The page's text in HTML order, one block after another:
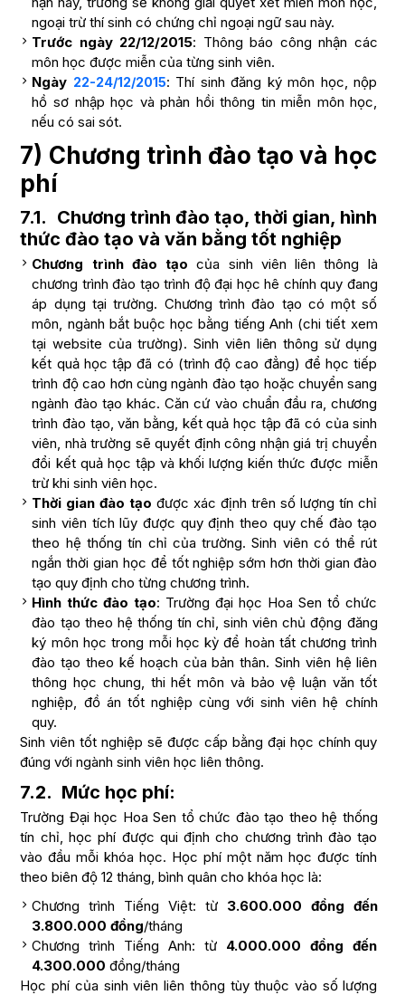
ngoại trừ thí sinh có chứng chỉ ngoại ngữ sau này.
Trước ngày 22/12/2015: Thông báo công nhận các
môn học được miễn của từng sinh viên.
Ngày 22-24/12/2015: Thí sinh đăng ký môn học, nộp
hồ sơ nhập học và phản hồi thông tin miễn môn học,
nếu có sai sót.
7) Chương trình đào tạo và học
phí
7.1. Chương trình đào tạo, thời gian, hình
thức đào tạo và văn bằng tốt nghiệp
Chương trình đào tạo của sinh viên liên thông là
chương trình đào tạo trình độ đại học hê chính quy đang
áp dụng tại trường. Chương trình đào tạo có một số
môn, ngành bắt buộc học bằng tiếng Anh (chi tiết xem
tại website của trường). Sinh viên liên thông sử dụng
kết quả học tập đã có (trình độ cao đẳng) để học tiếp
trình độ cao hơn cùng ngành đào tạo hoặc chuyển sang
ngành đào tạo khác. Căn cứ vào chuẩn đầu ra, chương
trình đào tạo, văn bằng, kết quả học tập đã có của sinh
viên, nhà trường sẽ quyết định công nhận giá trị chuyển
đổi kết quả học tập và khối lượng kiến thức được miễn
trừ khi sinh viên học.
Thời gian đào tạođược xác định trên số lượng tín chỉ
sinh viên tích lũy được quy định theo quy chế đào tạo
theo hệ thống tín chỉ của trường. Sinh viên có thể rút
ngắn thời gian học để tốt nghiệp sớm hơn thời gian đào
tạo quy định cho từng chương trình.
Hình thức đào tạo: Trường đại học Hoa Sen tổ chức
đào tạo theo hệ thống tín chỉ, sinh viên chủ động đăng
ký môn học trong mỗi học kỳ để hoàn tất chương trình
đào tạo theo kế hoạch của bản thân. Sinh viên hệ liên
thông học chung, thi hết môn và bảo vệ luận văn tốt
nghiệp, đồ án tốt nghiệp cùng với sinh viên hệ chính
quy.
Sinh viên tốt nghiệp sẽ được cấp bằng đại học chính quy
đúng với ngành sinh viên học liên thông.
7.2. Mức học phí:
Trường Đại học Hoa Sen tổ chức đào tạo theo hệ thống
tín chỉ, học phí được qui định cho chương trình đào tạo
vào đầu mỗi khóa học. Học phí một năm học được tính
theo biên độ 12 tháng, bình quân cho khóa học là:
Chương trình Tiếng Việt: từ 3.600.000 đồng đến
3.800.000 đồng/tháng
Chương trình Tiếng Anh: từ 4.000.000 đồng đến
4.300.000 đồng/tháng
Học phí của sinh viên liên thông tùy thuộc vào số lượng